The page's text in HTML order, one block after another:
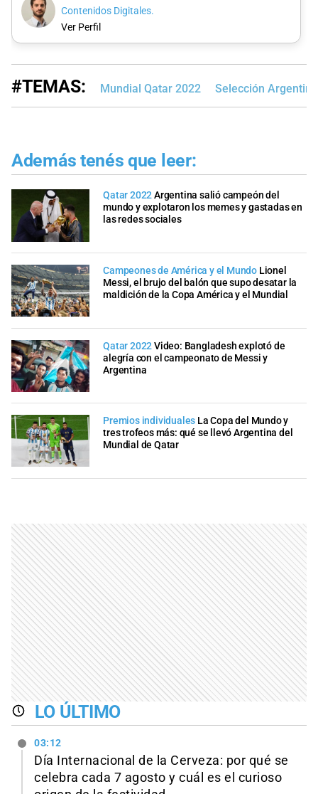
Contenidos Digitales.
Ver Perfil
#TEMAS: Mundial Qatar 2022 Selección
Además tenés que leer:
Qatar 2022Argentina salió campeón del
mundo y explotaron los memes y gastadas en
las redes sociales
Campeones de América y el Mundo Lionel
Messi, el brujo del balón que supo desatar la
maldición de la Copa América y el Mundial
Qatar 2022Video: Bangladesh explotó de
alegría con el campeonato de Messi y
Argentina
Premios individuales La Copa del Mundo y
tres trofeos más: qué se llevó Argentina del
Mundial de Qatar
LO ÚLTIMO
03:12
Día Internacional de la Cerveza: por qué se
celebra cada 7 agosto y cuál es el curioso